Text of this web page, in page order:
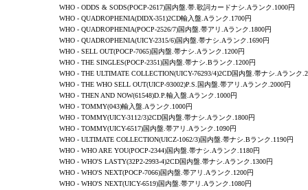
WHO - ODDS & SODS(POCP-2617)国内盤.帯.歌詞カードナシ.Aランク.1000円
WHO - QUADROPHENIA(DIDX-351)2CD輸入盤.Aランク.1700円
WHO - QUADROPHENIA(POCP-2526/7)国内盤.帯アリ.Aランク.1800円
WHO - QUADROPHENIA(UICY-2315/6)国内盤.帯ナシ.Aランク.1690円
WHO - SELL OUT(POCP-7065)国内盤.帯ナシ.Aランク.1200円
WHO - THE SINGLES(POCP-2351)国内盤.帯ナシ.Bランク.1200円
WHO - THE ULTIMATE COLLECTION(UICY-76293/4)2CD国内盤.帯ナシ.Aランク
WHO - THE WHO SELL OUT(UICP-93002)P.S.国内盤.帯アリ.Aランク.2000円
WHO - THEN AND NOW(61548)D.P.輸入盤.Aランク.1000円
WHO - TOMMY(043)輸入盤.Aランク.1000円
WHO - TOMMY(UICY-3112/3)2CD国内盤.帯ナシ.Aランク.1800円
WHO - TOMMY(UICY-6517)国内盤.帯アリ.Aランク.1090円
WHO - ULTIMATE COLLECTION(UICZ-1062/3)国内盤.帯ナシ.Bランク.1190円
WHO - WHO ARE YOU(POCP-2344)国内盤.帯ナシ.Aランク.1180円
WHO - WHO'S LASTY(32P2-2993-4)2CD国内盤.帯ナシ.Aランク.1300円
WHO - WHO'S NEXT(POCP-7066)国内盤.帯アリ.Aランク.1200円
WHO - WHO'S NEXT(UICY-6519)国内盤.帯アリ.Aランク.1080円